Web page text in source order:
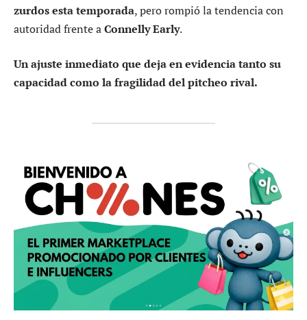
zurdos esta temporada, pero rompió la tendencia con
autoridad frente aConnelly Early.
Un ajuste inmediato que deja en evidencia tanto su
capacidad como la fragilidad del pitcheo rival.